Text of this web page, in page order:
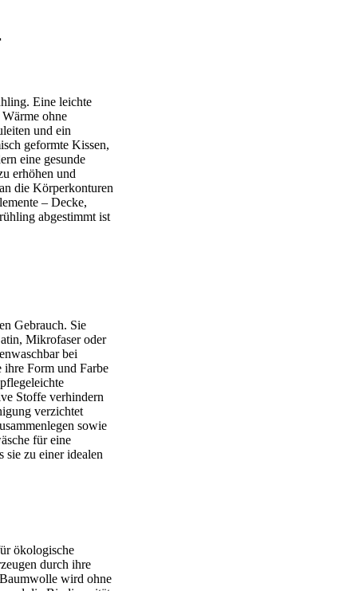
Eine leichte
ohne
und ein
geformte Kissen,
eine gesunde
erhöhen und
die Körperkonturen
– Decke,
abgestimmt ist
Gebrauch. Sie
Mikrofaser oder
bei
ihre Form und Farbe
Stoffe verhindern
verzichtet
sowie
für eine
zu einer idealen
ökologische
durch ihre
wird ohne